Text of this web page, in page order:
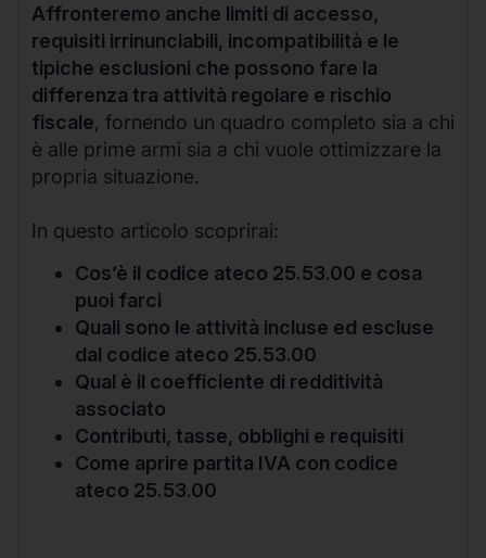
Affronteremo anche limiti di accesso,
requisiti irrinunciabili, incompatibilità e le
tipiche esclusioni che possono fare la
differenza tra attività regolare e rischio
fiscale, fornendo un quadro completo sia a chi
è alle prime armi sia a chi vuole ottimizzare la
propria situazione.
In questo articolo scoprirai:
Cos’è il codice ateco 25.53.00 e cosa
puoi farci
Quali sono le attività incluse ed escluse
dal codice ateco 25.53.00
Qual è il coefficiente di redditività
associato
Contributi, tasse, obblighi e requisiti
Come aprire partita IVA con codice
ateco 25.53.00